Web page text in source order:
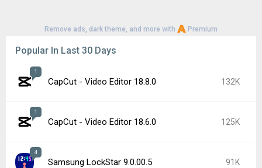
Remove ads, dark theme, and more with Premium
Popular In Last 30 Days
1
CapCut - Video Editor 18.8.0 132K
1
CapCut - Video Editor 18.6.0 125K
4
Samsung LockStar 9.0.00.5 91K